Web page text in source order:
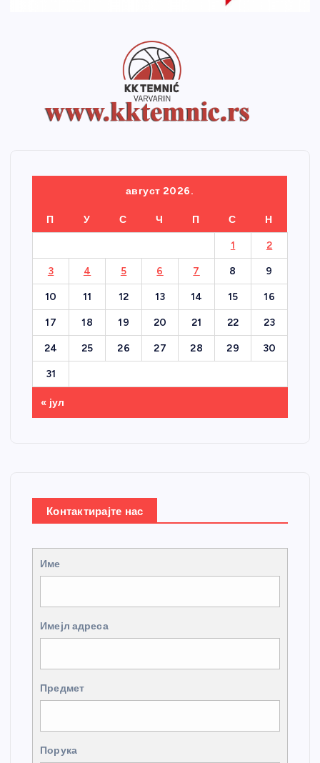
август 2026.
П У С Ч П С Н
1 2
3 4 5 6 7 8 9
10 11 12 13 14 15 16
17 18 19 20 21 22 23
24 25 26 27 28 29 30
31
« јул
Контактирајте нас
Име
Имејл адреса
Предмет
Порука